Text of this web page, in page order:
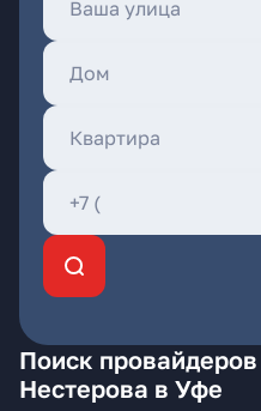
Поиск
Нестерова в Уфе